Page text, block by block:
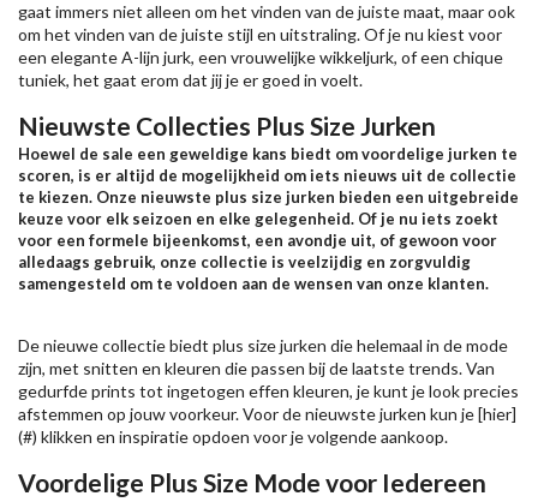
gaat immers niet alleen om het vinden van de juiste maat, maar ook
om het vinden van de juiste stijl en uitstraling. Of je nu kiest voor
een elegante A-lijn jurk, een vrouwelijke wikkeljurk, of een chique
tuniek, het gaat erom dat jij je er goed in voelt.
Nieuwste Collecties Plus Size Jurken
Hoewel de sale een geweldige kans biedt om voordelige jurken te
scoren, is er altijd de mogelijkheid om iets nieuws uit de collectie
te kiezen. Onze nieuwste plus size jurken bieden een uitgebreide
keuze voor elk seizoen en elke gelegenheid. Of je nu iets zoekt
voor een formele bijeenkomst, een avondje uit, of gewoon voor
alledaags gebruik, onze collectie is veelzijdig en zorgvuldig
samengesteld om te voldoen aan de wensen van onze klanten.
De nieuwe collectie biedt plus size jurken die helemaal in de mode
zijn, met snitten en kleuren die passen bij de laatste trends. Van
gedurfde prints tot ingetogen effen kleuren, je kunt je look precies
afstemmen op jouw voorkeur. Voor de nieuwste jurken kun je [hier]
(#) klikken en inspiratie opdoen voor je volgende aankoop.
Voordelige Plus Size Mode voor Iedereen